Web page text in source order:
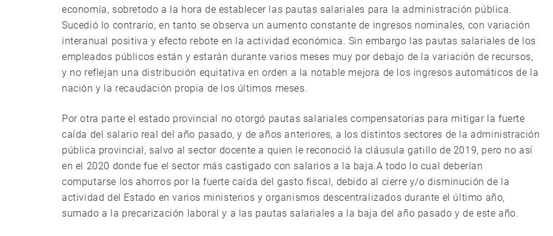
economía, sobretodo a la hora de establecer las pautas salariales para la administración pública.
Sucedió lo contrario, en tanto se observa un aumento constante de ingresos nominales, con variación
interanual positiva y efecto rebote en la actividad económica. Sin embargo las pautas salariales de los
empleados públicos están y estarán durante varios meses muy por debajo de la variación de recursos,
y no reflejan una distribución equitativa en orden a la notable mejora de los ingresos automáticos de la
nación y la recaudación propia de los últimos meses.
Por otra parte el estado provincial no otorgó pautas salariales compensatorias para mitigar la fuerte
caída del salario real del año pasado, y de años anteriores, a los distintos sectores de la administración
pública provincial, salvo al sector docente a quien le reconoció la cláusula gatillo de 2019, pero no así
en el 2020 donde fue el sector más castigado con salarios a la baja.A todo lo cual deberían
computarse los ahorros por la fuerte caída del gasto fiscal, debido al cierre y/o disminución de la
actividad del Estado en varios ministerios y organismos descentralizados durante el último año,
sumado a la precarización laboral y a las pautas salariales a la baja del año pasado y de este año.